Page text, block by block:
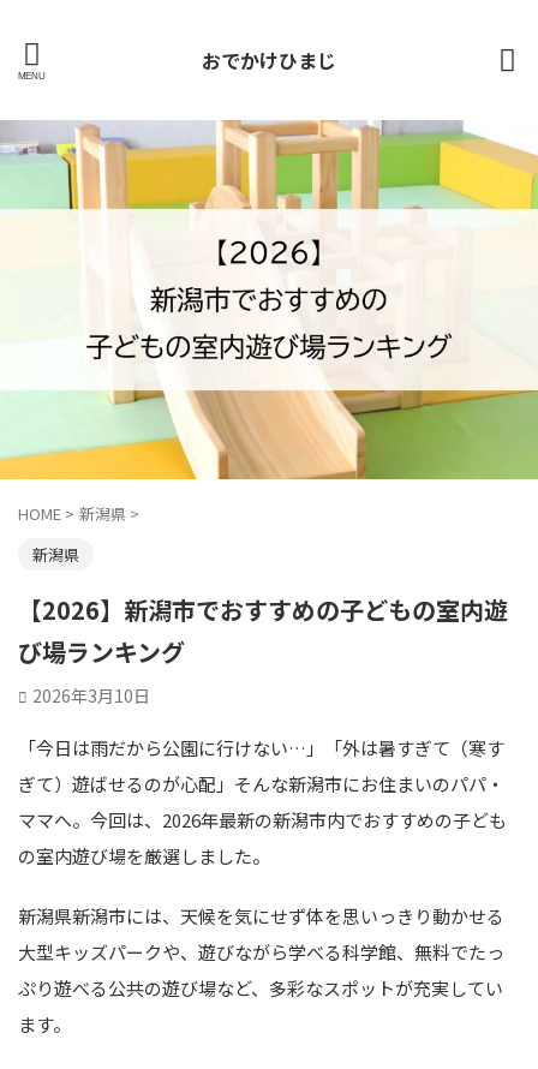
おでかけひまじ
HOME > 新潟県 >
新潟県
【2026】新潟市でおすすめの子どもの室内遊
び場ランキング
2026年3月10日
「今日は雨だから公園に行けない…」「外は暑すぎて（寒す
ぎて）遊ばせるのが心配」そんな新潟市にお住まいのパパ・
ママへ。今回は、2026年最新の新潟市内でおすすめの子ども
の室内遊び場を厳選しました。
新潟県新潟市には、天候を気にせず体を思いっきり動かせる
大型キッズパークや、遊びながら学べる科学館、無料でたっ
ぷり遊べる公共の遊び場など、多彩なスポットが充実してい
ます。